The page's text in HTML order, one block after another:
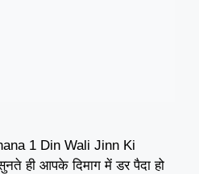
1 Din Wali Jinn Ki
ही आपके दिमाग में डर पैदा हो